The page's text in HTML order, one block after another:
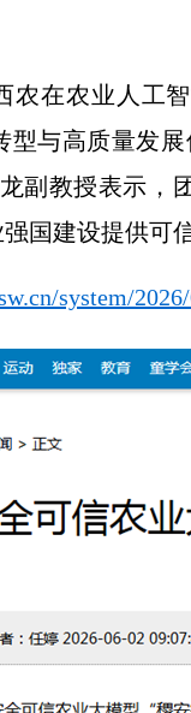
农在农业人工
与高质量发
副教授表示，
国建设提供可
system/